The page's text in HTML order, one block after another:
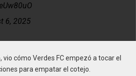
6, 2025
cómo Verdes FC empezó a tocar el
para empatar el cotejo.